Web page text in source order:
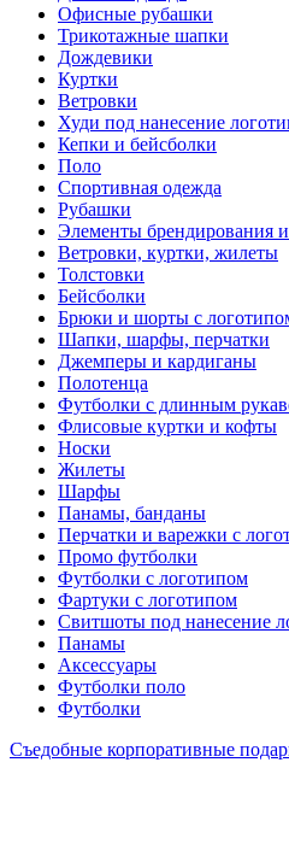
Офисные рубашки
Трикотажные шапки
Дождевики
Куртки
Ветровки
Худи под нанесение
Кепки и бейсболки
Поло
Спортивная одежда
Рубашки
Элементы брендирования
Ветровки, куртки, жилеты
Толстовки
Бейсболки
Брюки и шорты с
Шапки, шарфы, перчатки
Джемперы и кардиганы
Полотенца
Футболки с длинным
Флисовые куртки и кофты
Носки
Жилеты
Шарфы
Панамы, банданы
Перчатки и варежки с
Промо футболки
Футболки с логотипом
Фартуки с логотипом
Свитшоты под нанесение
Панамы
Аксессуары
Футболки поло
Футболки
Съедобные корпоративные